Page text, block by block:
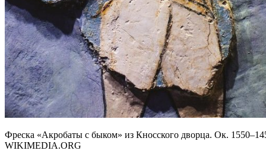
Фреска «Акробаты с быком» из Кносского дворца. Ок.
WIKIMEDIA.ORG